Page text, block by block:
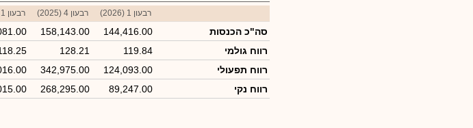
רבעון 1 (2026) רבעון 4 (2025) רבעון 1 (2025)
סה"כ הכנסות 144,416.00
158,143.00
רווח גולמי
119.84
128.21
רווח תפעולי
124,093.00
342,975.00
רווח נקי
89,247.00
268,295.00